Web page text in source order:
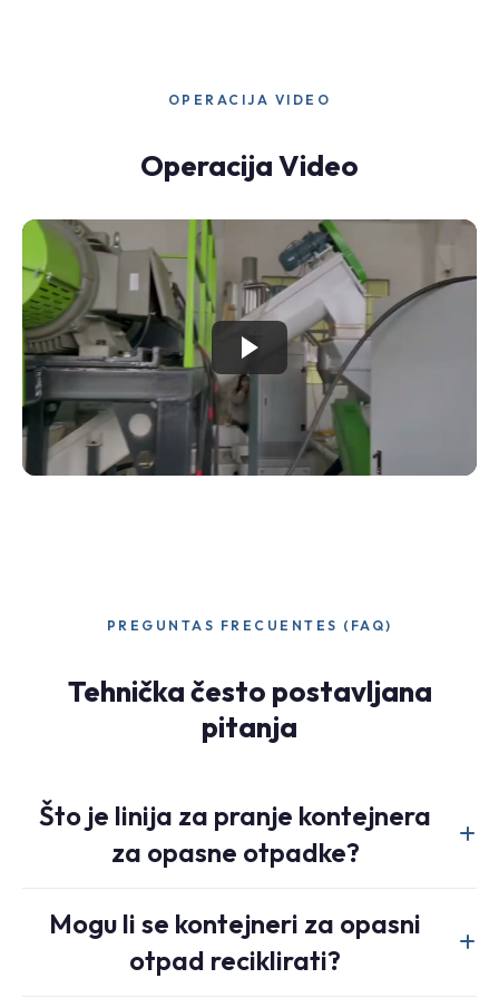
OPERACIJA VIDEO
Operacija Video
PREGUNTAS FRECUENTES (FAQ)
Tehnička često postavljana
pitanja
Što je linija za pranje kontejnera
za opasne otpadke?
dizajniran za sigurnu obradu kontaminiranih plastičnih cijevi,
IBC kontejnera i kontejnera koji su sadržavali kemikalije, ulje
Mogu li se kontejneri za opasni
otpad reciklirati?